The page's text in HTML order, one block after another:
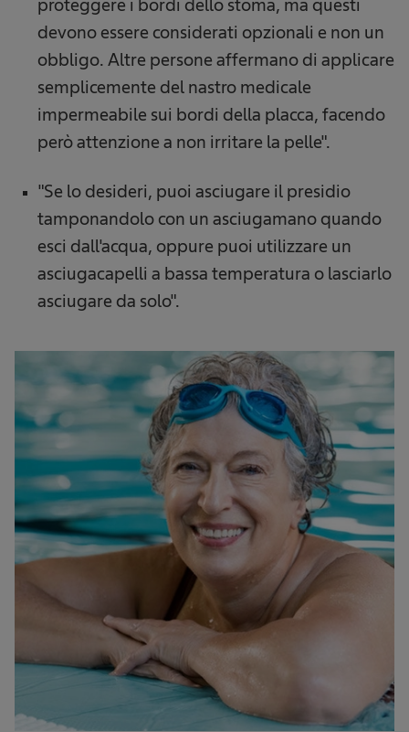
proteggere i bordi dello stoma, ma questi
devono essere considerati opzionali e non un
obbligo. Altre persone affermano di applicare
semplicemente del nastro medicale
impermeabile sui bordi della placca, facendo
però attenzione a non irritare la pelle".
"Se lo desideri, puoi asciugare il presidio
tamponandolo con un asciugamano quando
esci dall'acqua, oppure puoi utilizzare un
asciugacapelli a bassa temperatura o lasciarlo
asciugare da solo".